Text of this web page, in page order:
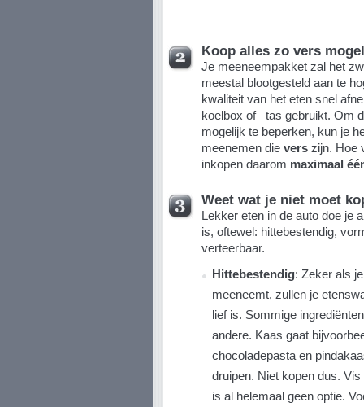
Koop alles zo vers
Je meeneempakket zal het
meestal blootgesteld aan te
kwaliteit van het eten snel
koelbox of –tas gebruikt. Om
mogelijk te beperken, kun je
meenemen die verszijn. Hoe
inkopen daarom maximaal
Weet wat je niet moet
Lekker eten in de auto doe je
is, oftewel: hittebestendig,
verteerbaar.
Hittebestendig: Zeker als
meeneemt, zullen je
lief is. Sommige
andere. Kaas gaat
chocoladepasta en
druipen. Niet kopen dus.
is al helemaal geen optie.